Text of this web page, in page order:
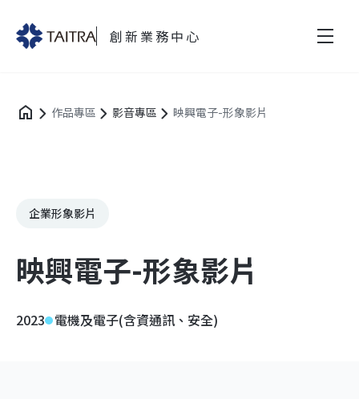
創新業務中心
作品專區 影音專區 映興電子-形象影片
企業形象影片
映興電子-形象影片
2023 電機及電子(含資通訊、安全)